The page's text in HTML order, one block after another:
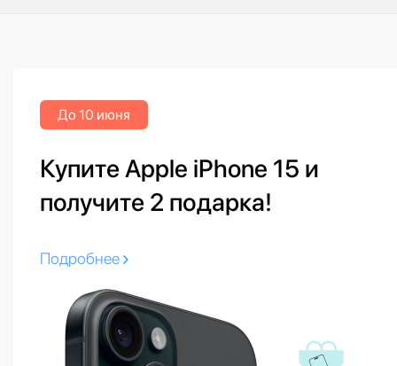
До 10 июня
Купите Apple iPhone 15 и
получите 2 подарка!
Подробнее